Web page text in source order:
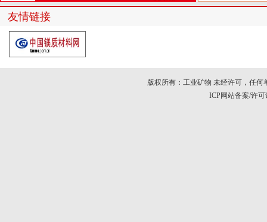
友情链接
版权所有：工业矿物 未经许可，任
ICP网站备案/许可